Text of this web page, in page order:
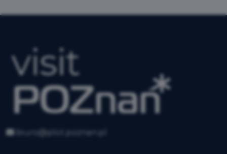
biuro@plot.poznan.pl